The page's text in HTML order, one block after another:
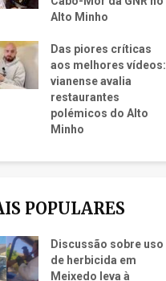
Alto Minho
Das piores críticas
aos melhores vídeos:
vianense avalia
restaurantes
polémicos do Alto
Minho
POPULARES
Discussão sobre uso
de herbicida em
Meixedo leva à